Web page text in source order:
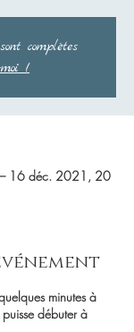
complètes
!
16 déc. 2021, 20
minutes à
débuter à